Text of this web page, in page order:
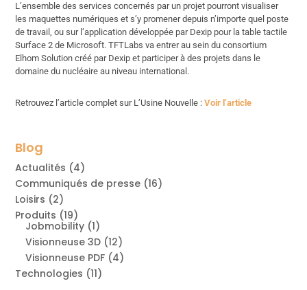
L’ensemble des services concernés par un projet pourront visualiser
les maquettes numériques et s’y promener depuis n’importe quel poste
de travail, ou sur l’application développée par Dexip pour la table tactile
Surface 2 de Microsoft. TFTLabs va entrer au sein du consortium
Elhom Solution créé par Dexip et participer à des projets dans le
domaine du nucléaire au niveau international.
Retrouvez l’article complet sur L’Usine Nouvelle :Voir l’article
Blog
Actualités (4)
Communiqués de presse (16)
Loisirs (2)
Produits (19)
Jobmobility (1)
Visionneuse 3D (12)
Visionneuse PDF (4)
Technologies (11)